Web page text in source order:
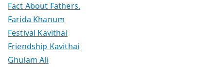
Fact About Fathers.
Farida Khanum
Festival Kavithai
Friendship Kavithai
Ghulam Ali